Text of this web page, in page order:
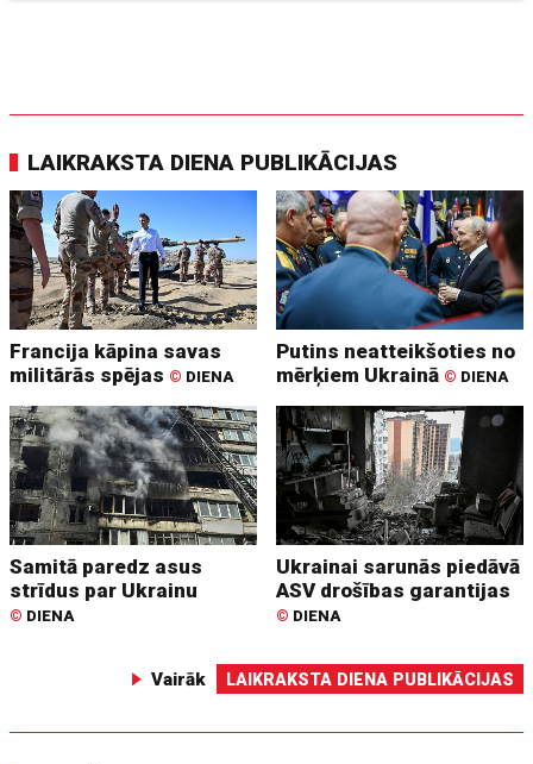
LAIKRAKSTA DIENA PUBLIKĀCIJAS
Francija kāpina savas
militārās spējas © DIENA
Putins neatteikšoties no
mērķiem Ukrainā © DIENA
Samitā paredz asus
strīdus par Ukrainu
© DIENA
Ukrainai sarunās piedāvā
ASV drošības garantijas
© DIENA
Vairāk LAIKRAKSTA DIENA PUBLIKĀCIJAS